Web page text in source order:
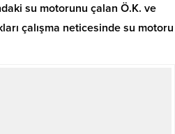
su motorunu çalan Ö.K. ve
çalışma neticesinde su motoru